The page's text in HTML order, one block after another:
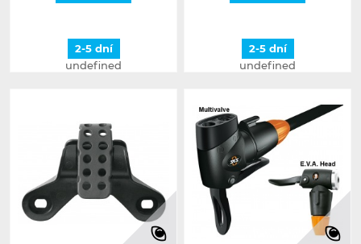
2-5 dní
undefined
2-5 dní
undefined